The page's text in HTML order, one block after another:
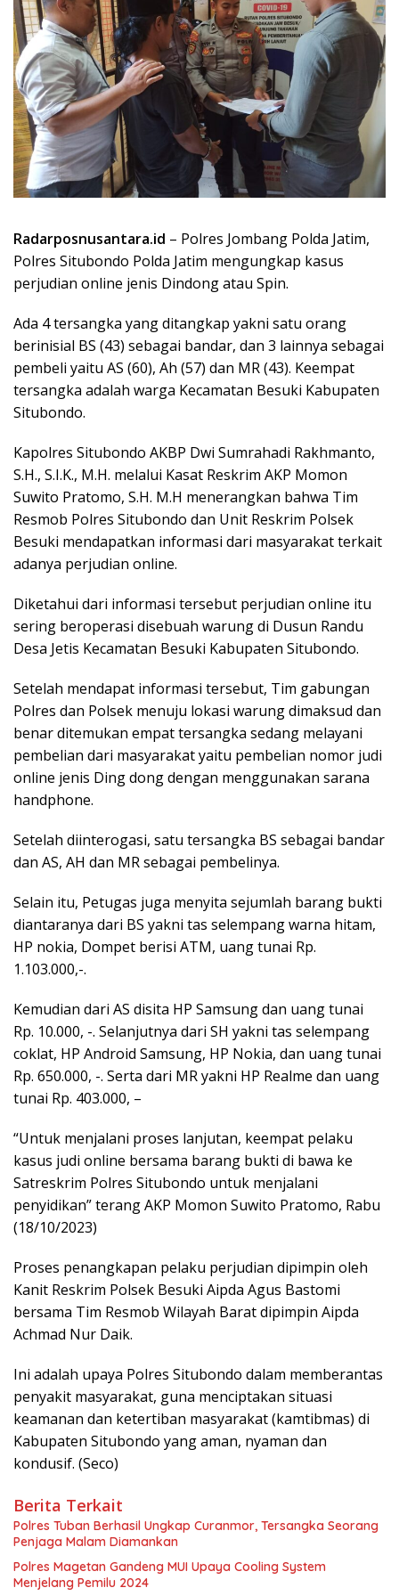
Radarposnusantara.id – Polres Jombang Polda Jatim,
Polres Situbondo Polda Jatim mengungkap kasus
perjudian online jenis Dindong atau Spin.
Ada 4 tersangka yang ditangkap yakni satu orang
berinisial BS (43) sebagai bandar, dan 3 lainnya sebagai
pembeli yaitu AS (60), Ah (57) dan MR (43). Keempat
tersangka adalah warga Kecamatan Besuki Kabupaten
Situbondo.
Kapolres Situbondo AKBP Dwi Sumrahadi Rakhmanto,
S.H., S.I.K., M.H. melalui Kasat Reskrim AKP Momon
Suwito Pratomo, S.H. M.H menerangkan bahwa Tim
Resmob Polres Situbondo dan Unit Reskrim Polsek
Besuki mendapatkan informasi dari masyarakat terkait
adanya perjudian online.
Diketahui dari informasi tersebut perjudian online itu
sering beroperasi disebuah warung di Dusun Randu
Desa Jetis Kecamatan Besuki Kabupaten Situbondo.
Setelah mendapat informasi tersebut, Tim gabungan
Polres dan Polsek menuju lokasi warung dimaksud dan
benar ditemukan empat tersangka sedang melayani
pembelian dari masyarakat yaitu pembelian nomor judi
online jenis Ding dong dengan menggunakan sarana
handphone.
Setelah diinterogasi, satu tersangka BS sebagai bandar
dan AS, AH dan MR sebagai pembelinya.
Selain itu, Petugas juga menyita sejumlah barang bukti
diantaranya dari BS yakni tas selempang warna hitam,
HP nokia, Dompet berisi ATM, uang tunai Rp.
1.103.000,-.
Kemudian dari AS disita HP Samsung dan uang tunai
Rp. 10.000, -. Selanjutnya dari SH yakni tas selempang
coklat, HP Android Samsung, HP Nokia, dan uang tunai
Rp. 650.000, -. Serta dari MR yakni HP Realme dan uang
tunai Rp. 403.000, –
“Untuk menjalani proses lanjutan, keempat pelaku
kasus judi online bersama barang bukti di bawa ke
Satreskrim Polres Situbondo untuk menjalani
penyidikan” terang AKP Momon Suwito Pratomo, Rabu
(18/10/2023)
Proses penangkapan pelaku perjudian dipimpin oleh
Kanit Reskrim Polsek Besuki Aipda Agus Bastomi
bersama Tim Resmob Wilayah Barat dipimpin Aipda
Achmad Nur Daik.
Ini adalah upaya Polres Situbondo dalam memberantas
penyakit masyarakat, guna menciptakan situasi
keamanan dan ketertiban masyarakat (kamtibmas) di
Kabupaten Situbondo yang aman, nyaman dan
kondusif. (Seco)
Berita Terkait
Polres Tuban Berhasil Ungkap Curanmor, Tersangka Seorang
Penjaga Malam Diamankan
Polres Magetan Gandeng MUI Upaya Cooling System
Menjelang Pemilu 2024